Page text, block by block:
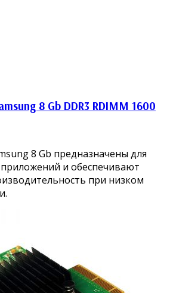
8 Gb DDR3 RDIMM 1600
8 Gb предназначены для
и обеспечивают
при низком